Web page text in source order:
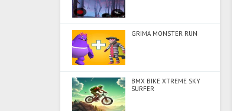
GRIMA MONSTER RUN
BMX BIKE XTREME SKY
SURFER